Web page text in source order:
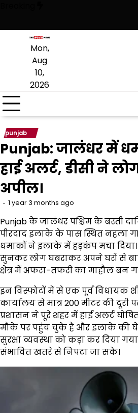
content
Mon,
Aug
10,
2026
punjab
Punjab: जालंधर में
हाई अलर्ट, डीसी ने
अपील।
1 year 3 months ago
Punjab के जालंधर पश्चिम के बस्ती
पीरदाद इलाके के पास स्थित नहला
धमाकों ने इलाके में हड़कंप मचा
सुनकर लोग घबराकर अपने घरों से
क्षेत्र में अफरा-तफरी का माहौल बन
इन विस्फोटों में से एक पूर्व विधायक
कार्यालय से मात्र 200 मीटर की दूरी
प्रशासन ने पूरे शहर में हाई अलर्ट
मौके पर पहुंच चुके हैं और इलाके की
सुरक्षा व्यवस्था को कड़ा कर दिया
संभावित खतरे से निपटा जा सके।